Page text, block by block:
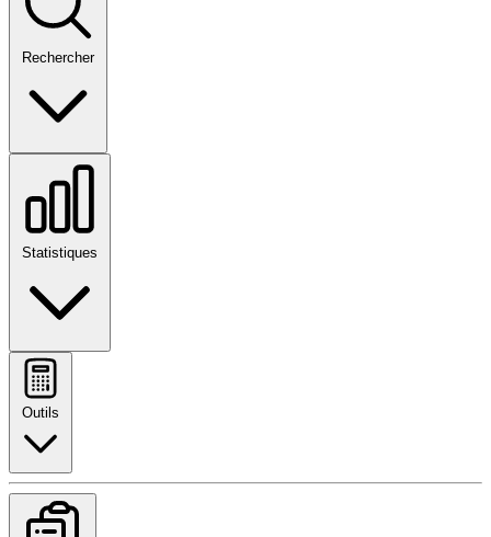
Rechercher
Statistiques
Outils